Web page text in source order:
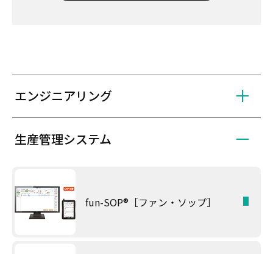
エンジニアリング
生産管理システム
fun-SOP®［ファン・ソップ］